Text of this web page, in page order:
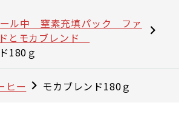
ール中 窒素充填パック ファ
とモカブレンド
180ｇ
ヒー モカブレンド180ｇ